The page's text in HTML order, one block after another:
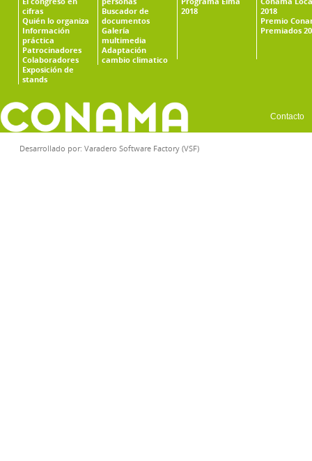
cifras
Quién lo organiza
Información
práctica
Patrocinadores
Colaboradores
Exposición de
stands
Buscador de
documentos
Galería
multimedia
Adaptación
cambio climatico
2018
2018
Premio
Premiados
Contacto
Desarrollado por: Varadero Software Factory (VSF)